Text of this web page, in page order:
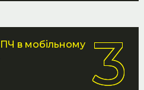
ПЧ в мобільному